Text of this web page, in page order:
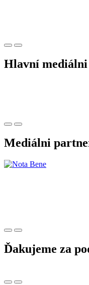
Hlavní
Mediálni
Ďakujeme za